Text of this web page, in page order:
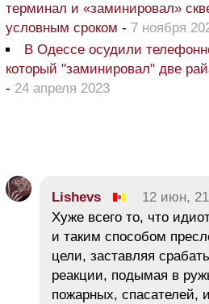
терминал и «заминировал»
условным сроком - 7 ноября
В Одессе осудили
который "заминировал" две
- 24 апреля 2023
Lishevs 12 июн,
Хуже всего то, что
и таким способом
цели, заставляя
реакции, подымая в
пожарных, спасателей,